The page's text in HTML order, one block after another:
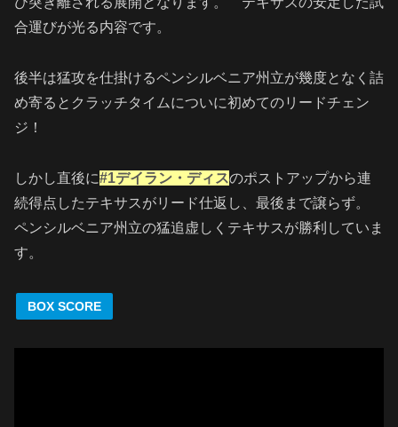
合運びが光る内容です。
後半は猛攻を仕掛けるペンシルベニア州立が幾度となく詰
め寄るとクラッチタイムについに初めてのリードチェン
ジ！
しかし直後に#1デイラン・ディスのポストアップから連
続得点したテキサスがリード仕返し、最後まで譲らず。
ペンシルベニア州立の猛追虚しくテキサスが勝利していま
す。
BOX SCORE